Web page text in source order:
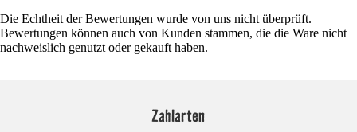
Die Echtheit der Bewertungen wurde von uns nicht überprüft.
Bewertungen können auch von Kunden stammen, die die Ware nicht
nachweislich genutzt oder gekauft haben.
Zahlarten